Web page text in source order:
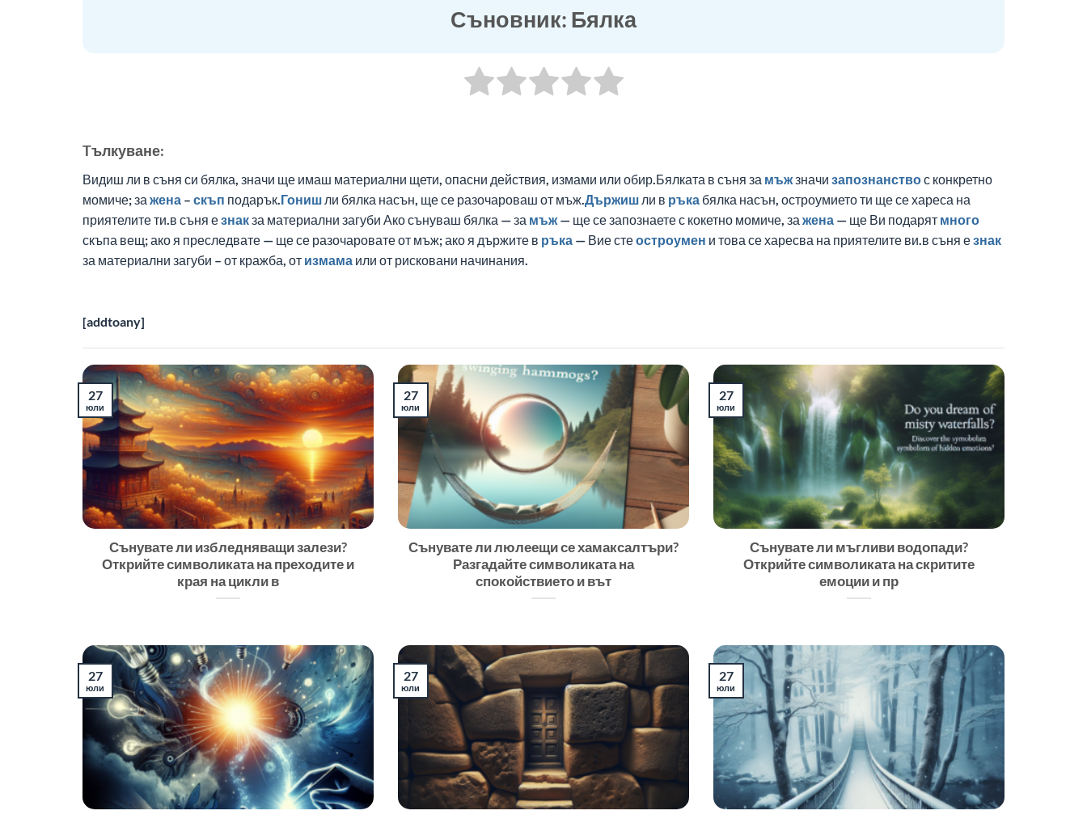
Съновник: Бялка
Tълкуване:
Видиш ли в съня си бялка, значи ще имаш материални щети, опасни действия, измами или обир.Бялката в съня за мъжзначи запознанствос конкретно
момиче; за жена – скъп подарък.Гониш ли бялка насън, ще се разочароваш от мъж.Държиш ли в ръка бялка насън, остроумието ти ще се хареса на
приятелите ти.в съня езнакза материални загуби Ако сънуваш бялка — за мъж— ще се запознаете с кокетно момиче, за жена — ще Ви подарят много
скъпа вещ; ако я преследвате — ще се разочаровате от мъж; ако я държите в ръка — Вие стеостроумен и това се харесва на приятелите ви.в съня езнак
за материални загуби – от кражба, от измама или от рисковани начинания.
[addtoany]
Сънувате ли избледняващи залези?
Открийте символиката на преходите и
края на цикли в
27
юли
Сънувате ли люлеещи се хамаксалтъри?
Разгадайте символиката на
спокойствието и вът
27
юли
Сънувате ли мъгливи водопади?
Открийте символиката на скритите
емоции и пр
27
юли
27
юли
27
юли
27
юли